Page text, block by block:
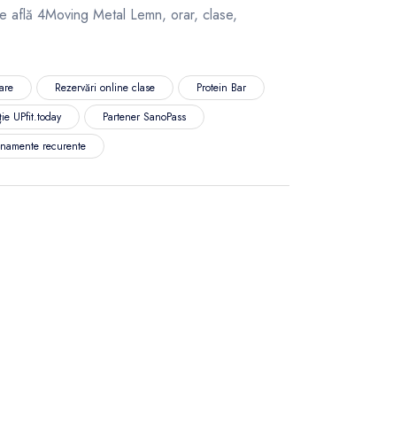
află 4Moving Metal Lemn, orar, clase,
Rezervări online clase
Protein Bar
UPfit.today
Partener SanoPass
recurente